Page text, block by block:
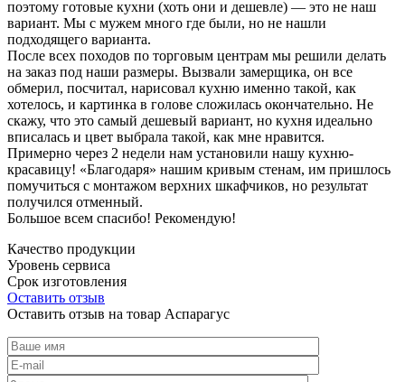
поэтому готовые кухни (хоть они и дешевле) — это не наш
вариант. Мы с мужем много где были, но не нашли
подходящего варианта.
После всех походов по торговым центрам мы решили делать
на заказ под наши размеры. Вызвали замерщика, он все
обмерил, посчитал, нарисовал кухню именно такой, как
хотелось, и картинка в голове сложилась окончательно. Не
скажу, что это самый дешевый вариант, но кухня идеально
вписалась и цвет выбрала такой, как мне нравится.
Примерно через 2 недели нам установили нашу кухню-
красавицу! «Благодаря» нашим кривым стенам, им пришлось
помучиться с монтажом верхних шкафчиков, но результат
получился отменный.
Большое всем спасибо! Рекомендую!
Качество продукции
Уровень сервиса
Срок изготовления
Оставить отзыв
Оставить отзыв на товар Аспарагус